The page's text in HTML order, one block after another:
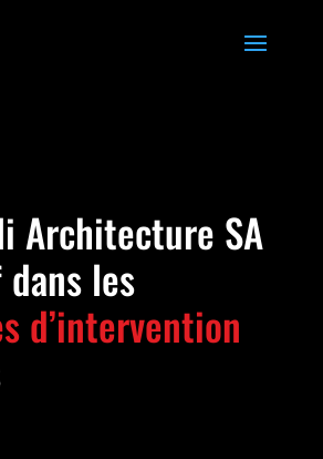
Architecture SA
les
d’intervention